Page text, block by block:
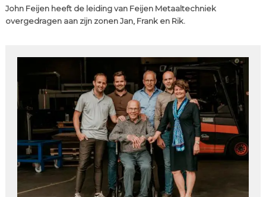
John Feijen heeft de leiding van Feijen Metaaltechniek
overgedragen aan zijn zonen Jan, Frank en Rik.